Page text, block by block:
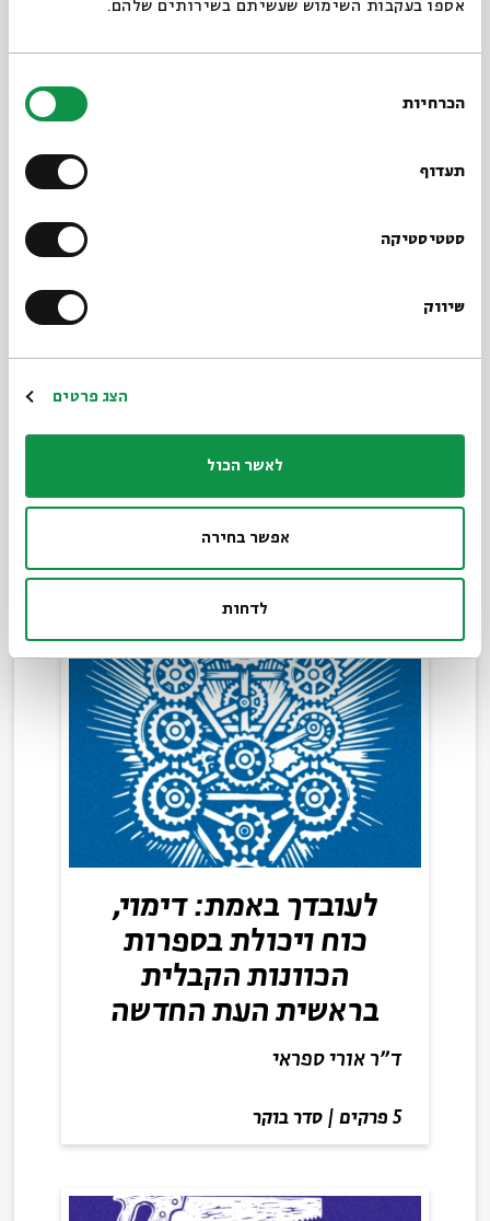
אספו בעקבות השימוש שעשיתם בשירותים שלהם.
הסכמה
הכרחיות
תעדוף
סטטיסטיקה
שיווק
הצג פרטים
לאשר הכול
אפשר בחירה
לדחות
של הרב אליהו בן אמוזג
ד"ר גבריאל אבן צור
לעובדך באמת: דימוי,
כוח ויכולת בספרות
הכוונות הקבלית
בראשית העת החדשה
ד״ר אורי ספראי
5 פרקים | סדר בוקר